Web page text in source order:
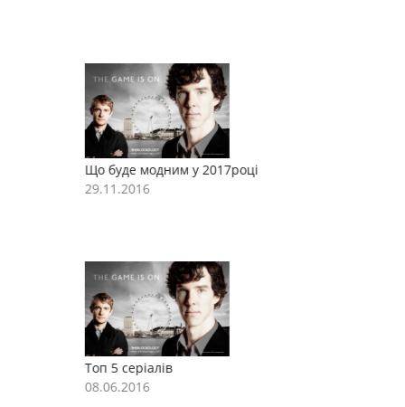
Що буде модним у 2017році
29.11.2016
Топ 5 серіалів
08.06.2016